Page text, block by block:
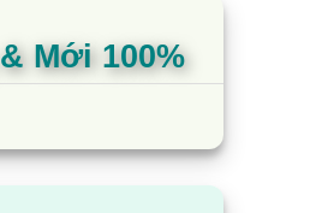
Mới 100%